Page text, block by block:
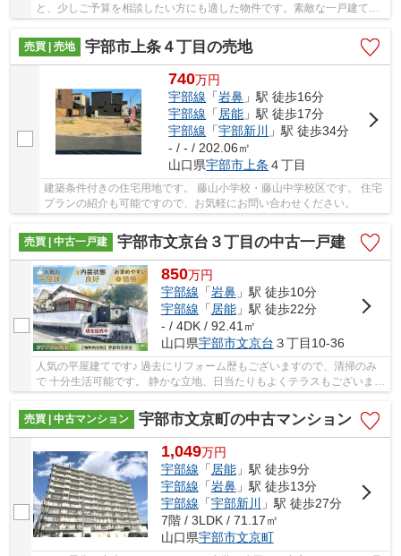
と、少しご予算を相談したい方にも適した物件です。素敵な一戸建て
は、暮らしをより豊かにしてくれるでしょう。宇部...
売買 | 売地
宇部市上条４丁目の売地
740万円
宇部線 「岩鼻 」駅 徒歩16分
宇部線 「 居能 」駅 徒歩17分
宇部線 「宇部新川
」駅 徒歩34分
- / - / 202.06㎡
山口県宇部市 上条 ４丁目
建築条件付きの住宅用地です。 藤山小学校・藤山中学校区です。 住宅
プランの紹介も可能ですので、お気軽にお問い合わせください。
売買 | 中古一戸建 宇部市文京台３丁目の中古一戸建
850万円
宇部線 「岩鼻」駅 徒歩10分
宇部線 「居能」駅 徒歩22分
- / 4DK / 92.41㎡
山口県宇部市文京台 ３丁目10-36
人気の平屋建てです♪ 過去にリフォーム歴もございますので、清掃のみ
で 十分生活可能です。 静かな立地、日当たりもよくテラスもございます
ので、休日は優雅に過ごすことが 可能です♪ ...
売買 | 中古マンション
宇部市文京町の中古マンション
1,049万円
宇部線 「居能」駅 徒歩9分
宇部線 「岩鼻」駅 徒歩13分
宇部線 「宇部新川
」駅 徒歩27分
7階 / 3LDK / 71.17㎡
山口県宇部市文京町